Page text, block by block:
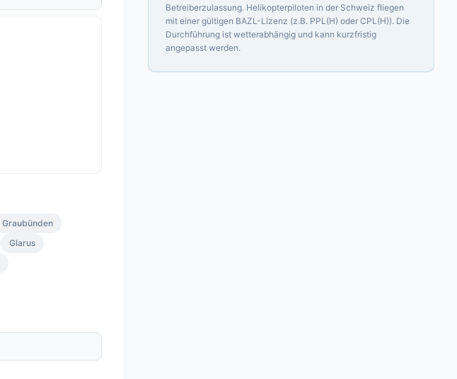
Graubünden
Glarus
Betreiberzulassung. Helikopterpiloten in der Schweiz fliegen
mit einer gültigen BAZL-Lizenz (z.B. PPL(H) oder CPL(H)). Die
Durchführung ist wetterabhängig und kann kurzfristig
angepasst werden.